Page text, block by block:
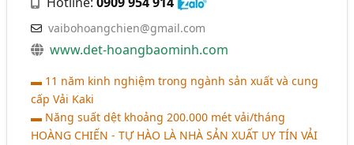
vaibohoangchien@gmail.com
www.det-hoangbaominh.com
▬ 11 năm kinh nghiệm trong ngành sản xuất và cung
cấp Vải Kaki
▬ Năng suất dệt khoảng 200.000 mét vải/tháng
HOÀNG CHIẾN - TỰ HÀO LÀ NHÀ SẢN XUẤT UY TÍN VẢI